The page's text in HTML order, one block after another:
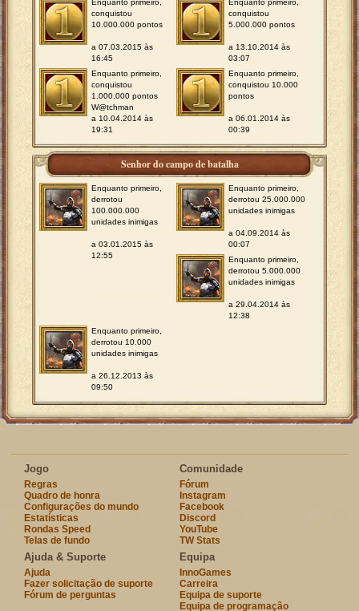
Enquanto primeiro,
conquistou
10.000.000 pontos
a 07.03.2015 às
16:45
Enquanto primeiro,
conquistou
5.000.000 pontos
a 13.10.2014 às
03:07
Enquanto primeiro,
conquistou
1.000.000 pontos
W@tchman
a 10.04.2014 às
19:31
Enquanto primeiro,
conquistou 10.000
pontos
a 06.01.2014 às
00:39
Senhor do campo de batalha
Enquanto primeiro,
derrotou
100.000.000
unidades inimigas
a 03.01.2015 às
12:55
Enquanto primeiro,
derrotou 25.000.000
unidades inimigas
a 04.09.2014 às
00:07
Enquanto primeiro,
derrotou 5.000.000
unidades inimigas
a 29.04.2014 às
12:38
Enquanto primeiro,
derrotou 10.000
unidades inimigas
a 26.12.2013 às
09:50
Jogo
Regras
Quadro de honra
Configurações do mundo
Estatísticas
Rondas Speed
Telas de fundo
Comunidade
Fórum
Instagram
Facebook
Discord
YouTube
TW Stats
Ajuda & Suporte
Ajuda
Fazer solicitação de suporte
Fórum de perguntas
Equipa
InnoGames
Carreira
Equipa de suporte
Equipa de programação